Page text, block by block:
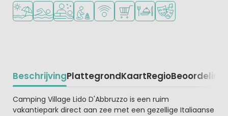
Ligt bij strand en zee
Openlucht zwembad
Wellnessfaciliteiten
Aanbevolen voor jonge kinderen
WiFi beschikbaar
Campingwinkel/Supermarkt
Restaurant of pizzeria
BeschrijvingPlattegrondKaartRegio
Beschrijving
Camping Village Lido D'Abbruzzo is een ruim
vakantiepark direct aan zee met een gezellige Italiaanse